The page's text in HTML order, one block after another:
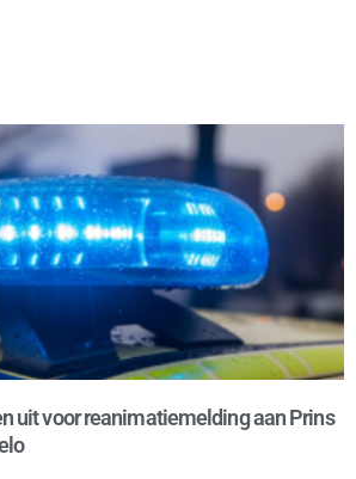
uit voor reanimatiemelding aan Prins